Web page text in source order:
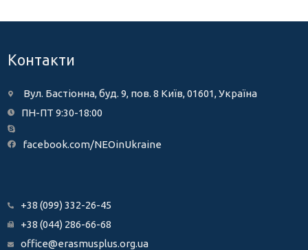
Контакти
Вул. Бастіонна, буд. 9, пов. 8 Київ, 01601, Україна
ПН-ПТ 9:30-18:00
facebook.com/NEOinUkraine
+38 (099) 332-26-45
+38 (044) 286-66-68
office@erasmusplus.org.ua